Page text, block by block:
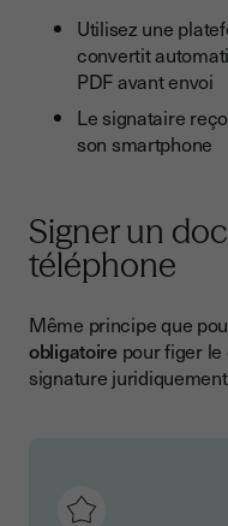
Utilisez une
convertit
PDF avant envoi
Le signataire
son smartphone
Signer un
téléphone
Même principe que
obligatoirepour figer le
signature